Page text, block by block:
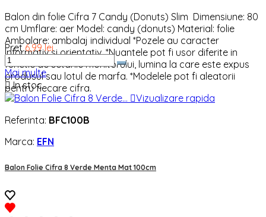
Balon din folie Cifra 7 Candy (Donuts) Slim Dimensiune: 80
cm Umflare: aer Model: candy (donuts) Material: folie
Ambalare: ambalaj individual *Pozele au caracter
informativ si orientativ. *Nuantele pot fi usor diferite in
functie de setarile monitorului, lumina la care este expus
produsul sau lotul de marfa. *Modelele pot fi aleatorii
pentru fiecare cifra.
Pret 6,99 lei
Mai multe
In stoc
Vizualizare rapida
Referinta: BFC100B
Marca: EFN
Balon Folie Cifra 8 Verde Menta Mat 100cm